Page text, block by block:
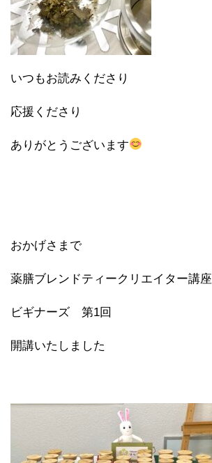
いつもお読みくださり
応援くださり
ありがとうございます
おかげさまで
薬膳ブレンドティークリエイター講座
ビギナーズ 第1回
開講いたしました